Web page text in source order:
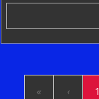
« ‹ 1